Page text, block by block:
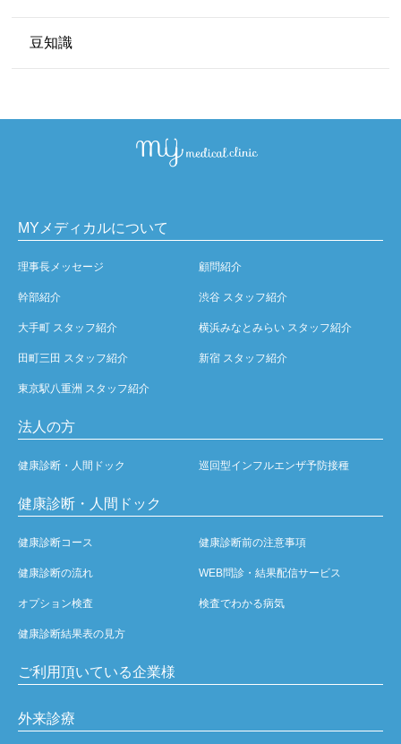
豆知識
MYメディカルについて
理事長メッセージ 顧問紹介
幹部紹介 渋谷 スタッフ紹介
大手町 スタッフ紹介 横浜みなとみらい スタッフ紹介
田町三田 スタッフ紹介 新宿 スタッフ紹介
東京駅八重洲 スタッフ紹介
法人の方
健康診断・人間ドック 巡回型インフルエンザ予防接種
健康診断・人間ドック
健康診断コース 健康診断前の注意事項
健康診断の流れ WEB問診・結果配信サービス
オプション検査 検査でわかる病気
健康診断結果表の見方
ご利用頂いている企業様
外来診療